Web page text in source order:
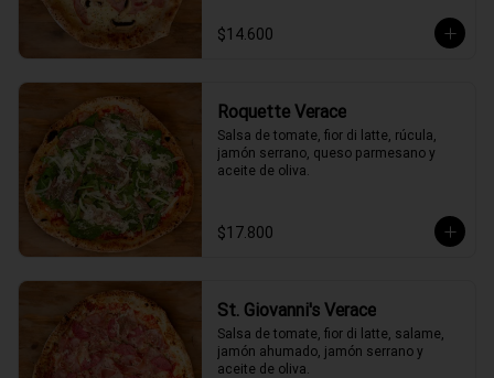
$14.600
Roquette Verace
Salsa de tomate, fior di latte, rúcula,
jamón serrano, queso parmesano y
aceite de oliva.
$17.800
St. Giovanni's Verace
Salsa de tomate, fior di latte, salame,
jamón ahumado, jamón serrano y
aceite de oliva.